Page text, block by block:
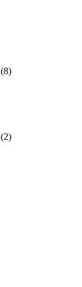
(8)
(2)